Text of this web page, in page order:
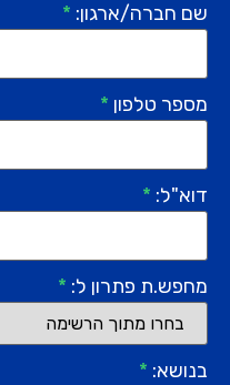
שם חברה/ארגון: *
מספר טלפון *
דוא"ל: *
מחפש.ת פתרון ל: *
בנושא: *